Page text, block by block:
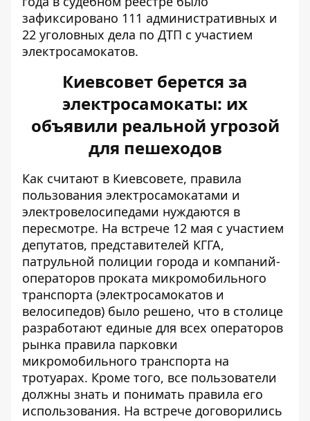
зафиксировано 111 административных и
22 уголовных дела по ДТП с участием
электросамокатов.
Киевсовет берется за
электросамокаты: их
объявили реальной угрозой
для пешеходов
Как считают в Киевсовете, правила
пользования электросамокатами и
электровелосипедами нуждаются в
пересмотре. На встрече 12 мая с участием
депутатов, представителей КГГА,
патрульной полиции города и компаний-
операторов проката микромобильного
транспорта (электросамокатов и
велосипедов) было решено, что в столице
разработают единые для всех операторов
рынка правила парковки
микромобильного транспорта на
тротуарах. Кроме того, все пользователи
должны знать и понимать правила его
использования. На встрече договорились